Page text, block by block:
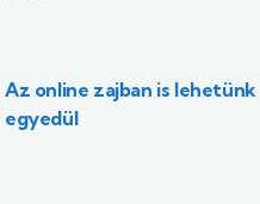
Az online zajban is lehetünk
egyedül